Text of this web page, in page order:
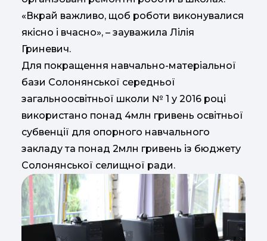
«Вкрай важливо, щоб роботи виконувалися
якісно і вчасно», – зауважила Лілія
Гриневич.
Для покращення навчально-матеріальної
бази Солонянської середньої
загальноосвітньої школи № 1 у 2016 році
використано понад 4млн гривень освітньої
субвенції для опорного навчального
закладу та понад 2млн гривень із бюджету
Солонянської селищної ради.